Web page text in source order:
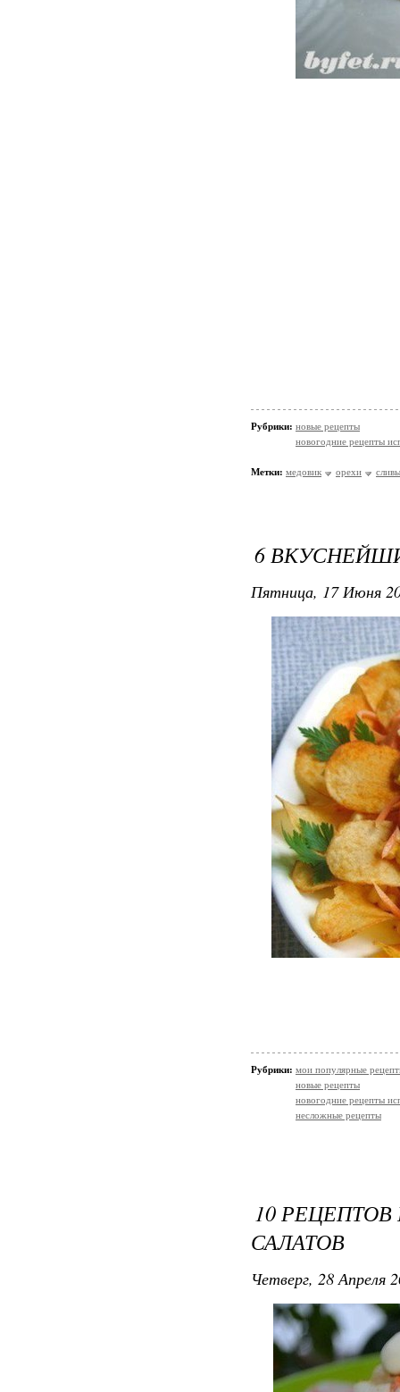
Рубрики: новые рецепты
новогодние рецепты
Метки: медовик орехи сливы
6
Пятница, 17 Июня
Рубрики: мои популярные
новые рецепты
новогодние рецепты
несложные рецепты
10
САЛАТОВ
Четверг, 28 Апреля